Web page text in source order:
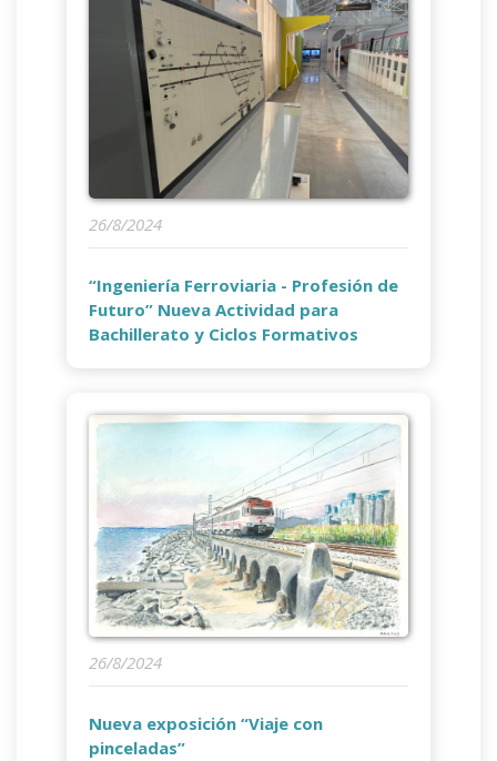
26/8/2024
“Ingeniería Ferroviaria - Profesión de
Futuro” Nueva Actividad para
Bachillerato y Ciclos Formativos
26/8/2024
Nueva exposición “Viaje con
pinceladas”